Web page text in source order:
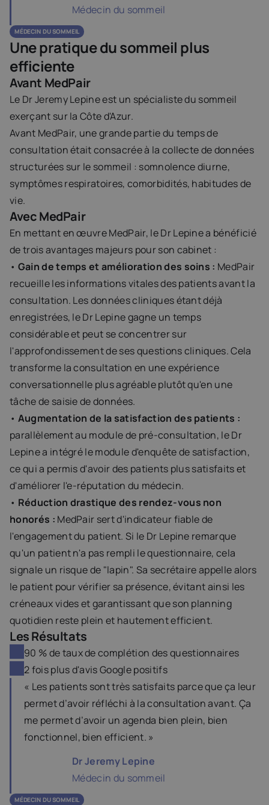
Médecin du sommeil
MÉDECIN  DU SOMMEIL
Une pratique du sommeil plus
efficiente
Avant MedPair
Le Dr Jeremy Lepine est un spécialiste du sommeil
exerçant sur la Côte d'Azur.
Avant MedPair, une grande partie du temps de
consultation était consacrée à la collecte de données
structurées sur le sommeil : somnolence diurne,
symptômes respiratoires, comorbidités, habitudes de
vie.
Avec MedPair
En mettant en œuvre MedPair, le Dr Lepine a bénéficié
de trois avantages majeurs pour son cabinet :
• Gain de temps et amélioration des soins : MedPair
recueille les informations vitales des patients avant la
consultation. Les données cliniques étant déjà
enregistrées, le Dr Lepine gagne un temps
considérable et peut se concentrer sur
l'approfondissement de ses questions cliniques. Cela
transforme la consultation en une expérience
conversationnelle plus agréable plutôt qu'en une
tâche de saisie de données.
•
parallèlement au module de pré-consultation, le Dr
Lepine a intégré le module d'enquête de satisfaction,
ce qui a permis d'avoir des patients plus satisfaits et
d'améliorer l'e-réputation du médecin.
• Réduction drastique des rendez-vous non
honorés : MedPair sert d'indicateur fiable de
l'engagement du patient. Si le Dr Lepine remarque
qu'un patient n'a pas rempli le questionnaire, cela
signale un risque de "lapin". Sa secrétaire appelle alors
le patient pour vérifier sa présence, évitant ainsi les
créneaux vides et garantissant que son planning
quotidien reste plein et hautement efficient.
Les Résultats
90 % de taux de complétion des questionnaires
2 fois plus d'avis Google positifs
« Les patients sont très satisfaits parce que ça leur
permet d’avoir réfléchi à la consultation avant. Ça
me permet d’avoir un agenda bien plein, bien
fonctionnel, bien efficient. »
Dr Jeremy Lepine
Médecin du sommeil
MÉDECIN  DU SOMMEIL